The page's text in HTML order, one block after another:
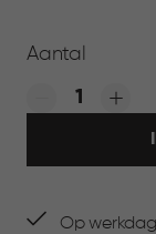
Aantal
Quantity:
Op